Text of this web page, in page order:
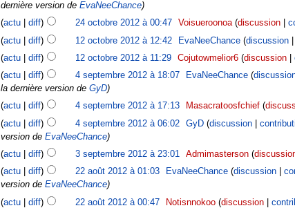
dernière version deEvaNeeChance
actu
diff 24 octobre 2012 à 00:47 Voisueroonoa discussion
actu
diff 12 octobre 2012 à 12:42 EvaNeeChance discussion
actu
diff 12 octobre 2012 à 11:29 Cojutowmelior6 discussion
actu
diff 4 septembre 2012 à 18:07 EvaNeeChance
la dernière version deGyD
actu
diff 4 septembre 2012 à 17:13 Masacratoosfchief
actu
diff 4 septembre 2012 à 06:02 GyD discussion
version deEvaNeeChance
actu
diff 3 septembre 2012 à 23:01 Admimasterson
actu
diff 22 août 2012 à 01:03 EvaNeeChance discussion
version deEvaNeeChance
actu
diff 22 août 2012 à 00:47 Notisnnokoo discussion